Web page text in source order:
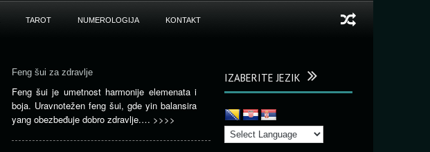
TAROT NUMEROLOGIJA KONTAKT
Feng šui za zdravlje
Feng šui je umetnost harmonije elemenata i
boja. Uravnotežen feng šui, gde yin balansira
yang obezbeđuje dobro zdravlje.… >>>>
IZABERITE JEZIK